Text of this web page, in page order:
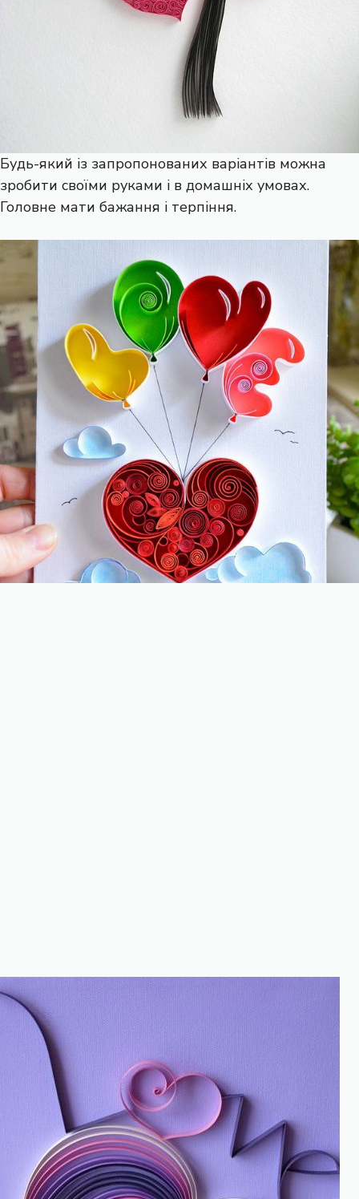
Будь-який із запропонованих варіантів можна
зробити своїми руками і в домашніх умовах.
Головне мати бажання і терпіння.